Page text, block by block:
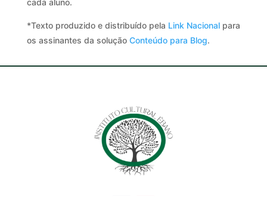
*Texto produzido e distribuído pela Link Nacionalpara
os assinantes da solução Conteúdo para Blog.